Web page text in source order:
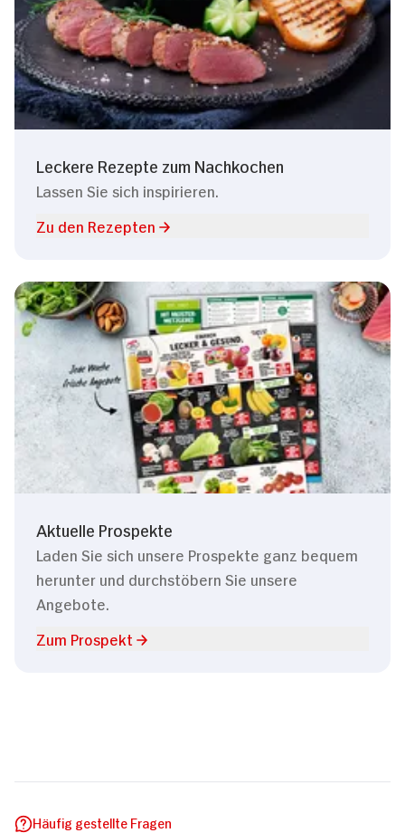
Leckere Rezepte zum Nachkochen
Lassen Sie sich inspirieren.
Zu den Rezepten
Aktuelle Prospekte
Laden Sie sich unsere Prospekte ganz bequem
herunter und durchstöbern Sie unsere
Angebote.
Zum Prospekt
Häufig gestellte Fragen